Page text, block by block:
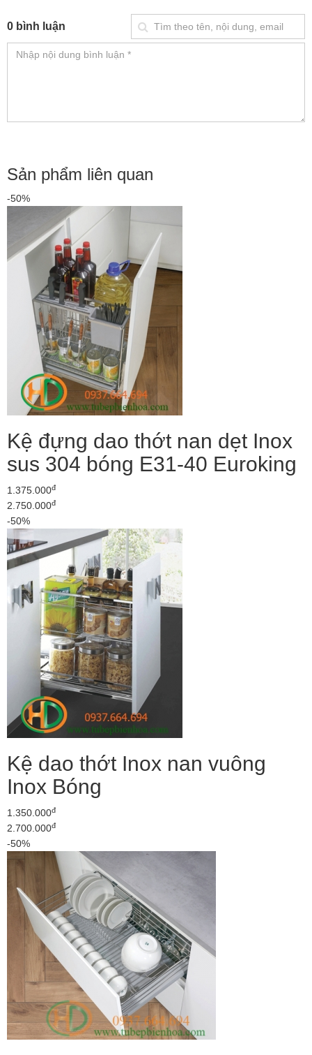
0 bình luận
Sản phẩm liên quan
-50%
Kệ đựng dao thớt nan dẹt Inox
sus 304 bóng E31-40 Euroking
1.375.000đ
2.750.000đ
-50%
Kệ dao thớt Inox nan vuông
Inox Bóng
1.350.000đ
2.700.000đ
-50%